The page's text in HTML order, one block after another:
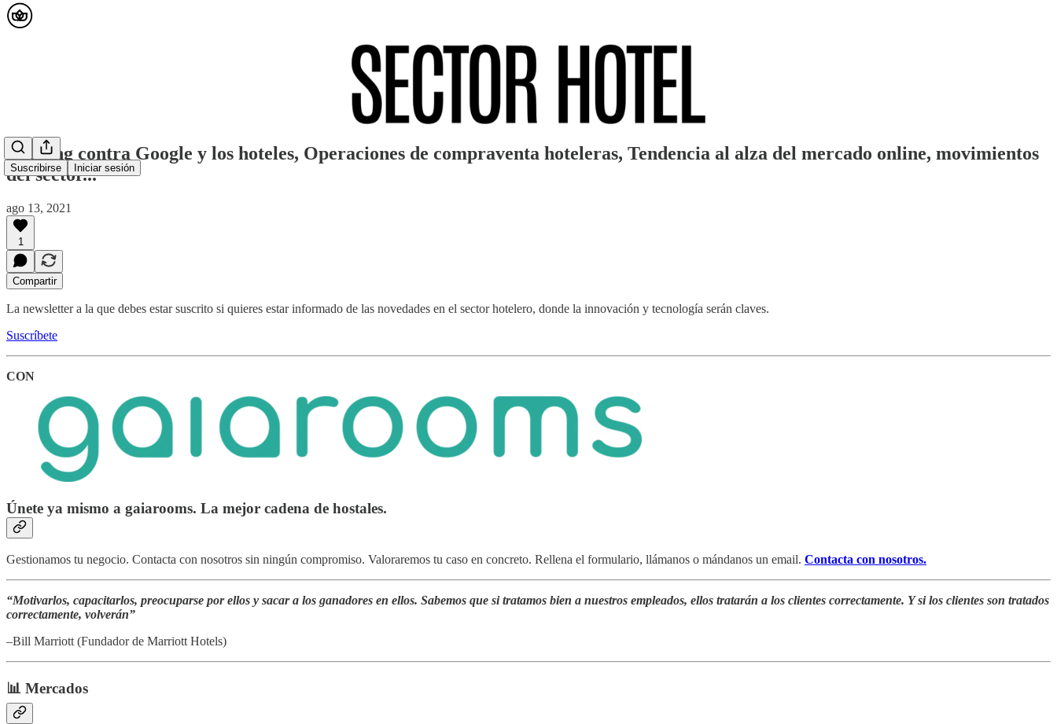
Suscribirse Iniciar sesión
Booking contra Google y los hoteles, Operaciones de compraventa hoteleras, Tendencia al alza del mercado online, movimientos
del sector...
ago 13, 2021
1
Compartir
La newsletter a la que debes estar suscrito si quieres estar informado de las novedades en el sector hotelero, donde la innovación y tecnología serán claves.
Suscríbete
CON
Únete ya mismo a gaiarooms. La mejor cadena de hostales.
Gestionamos tu negocio. Contacta con nosotros sin ningún compromiso. Valoraremos tu caso en concreto. Rellena el formulario, llámanos o mándanos un email. Contacta con nosotros.
“Motivarlos, capacitarlos, preocuparse por ellos y sacar a los ganadores en ellos. Sabemos que si tratamos bien a nuestros empleados, ellos tratarán a los clientes correctamente. Y si los clientes son tratados
correctamente, volverán”
–Bill Marriott (Fundador de Marriott Hotels)
📊 Mercados